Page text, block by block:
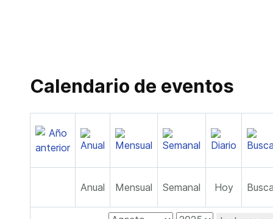
Calendario de eventos
Anual Mensual Semanal Hoy